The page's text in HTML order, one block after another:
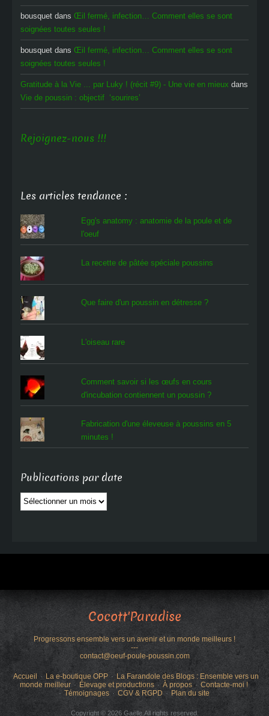
bousquet dans Œil fermé, infection… Comment elles se sont
soignées toutes seules !
bousquet dans Œil fermé, infection… Comment elles se sont
soignées toutes seules !
Gratitude à la Vie ... par Luky ! (récit #9) - Une vie en mieux dans
Vie de poussin : objectif ‘sourires’
Rejoignez-nous !!!
Les articles tendance :
Egg's anatomy : anatomie de la poule et de
l'oeuf
La recette de pâtée spéciale poussins
Que faire d'un poussin en détresse ?
L'oiseau rare
Comment savoir si les œufs en cours
d'incubation contiennent un poussin ?
Fabrication d'une éleveuse à poussins en 5
minutes !
Publications par date
Publications
par
Cocott'Paradise
Progressons ensemble vers un avenir et un monde meilleurs !
---
contact@oeuf-poule-poussin.com
Accueil La e-boutique OPP
La Farandole des Blogs : Ensemble vers un
monde meilleur
Élevage et productions À propos
Contacte-moi !
Témoignages
CGV & RGPD Plan du site
Copyright © 2026 Gaëlle.All rights reserved.